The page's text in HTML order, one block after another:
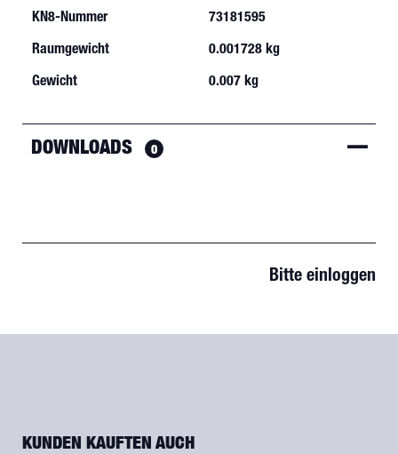
KN8-Nummer
73181595
Raumgewicht
0.001728 kg
Gewicht
0.007 kg
DOWNLOADS 0
Bitte einloggen
KUNDEN KAUFTEN AUCH